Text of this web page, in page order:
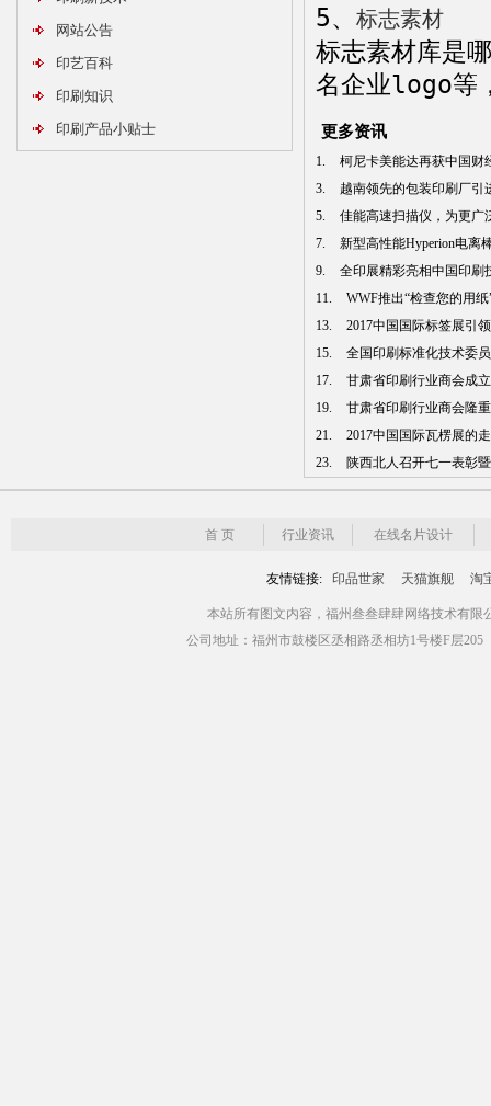
网站公告
印艺百科
印刷知识
印刷产品小贴士
5、 标志素材
标志素材库是
名企业logo等
更多资讯
1.
柯尼卡美能达再获中国财
3.
越南领先的包装印刷厂引
5.
佳能高速扫描仪，为更广
7.
新型高性能Hyperion电离
9.
全印展精彩亮相中国印刷
11.
WWF推出“检查您的用纸
13.
2017中国国际标签展引
15.
全国印刷标准化技术委
17.
甘肃省印刷行业商会成
19.
甘肃省印刷行业商会隆
21.
2017中国国际瓦楞展的
23.
陕西北人召开七一表彰
首 页 行业资讯 在线名片设计
友情链接: 印品世家 天猫旗舰 淘
本站所有图文内容，福州叁叁肆肆网络技术有限
公司地址：福州市鼓楼区丞相路丞相坊1号楼F层